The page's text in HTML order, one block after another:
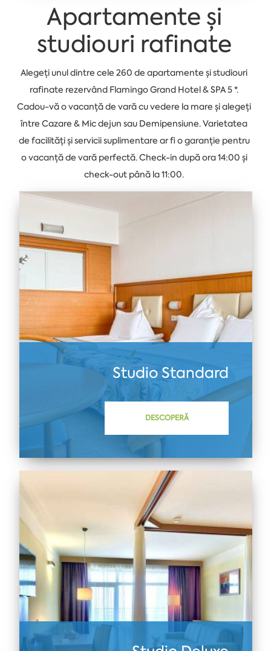
Apartamente și
studiouri rafinate
Alegeți unul dintre cele 260 de apartamente și studiouri
rafinate rezervând Flamingo Grand Hotel & SPA 5 *.
Cadou-vă o vacanță de vară cu vedere la mare și alegeți
între Cazare & Mic dejun sau Demipensiune. Varietatea
de facilități și servicii suplimentare ar fi o garanție pentru
o vacanță de vară perfectă. Check-in după ora 14:00 și
check-out până la 11:00.
Studio Standard
DESCOPERĂ